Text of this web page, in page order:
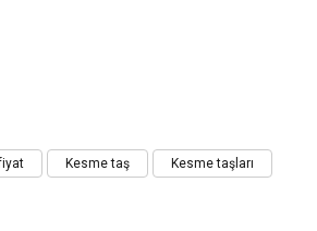
Kesme taş Kesme taşları